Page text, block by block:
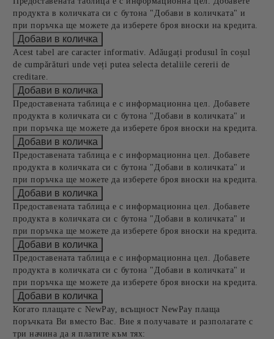
продукта в количката си с бутона "Добави в количката" и
при поръчка ще можете да изберете броя вноски на кредита.
Acest tabel are caracter informativ. Adăugați produsul în coșul
de cumpărături unde veți putea selecta detaliile cererii de
creditare.
Предоставената таблица е с информационна цел. Добавете
продукта в количката си с бутона "Добави в количката" и
при поръчка ще можете да изберете броя вноски на кредита.
Предоставената таблица е с информационна цел. Добавете
продукта в количката си с бутона "Добави в количката" и
при поръчка ще можете да изберете броя вноски на кредита.
Предоставената таблица е с информационна цел. Добавете
продукта в количката си с бутона "Добави в количката" и
при поръчка ще можете да изберете броя вноски на кредита.
Предоставената таблица е с информационна цел. Добавете
продукта в количката си с бутона "Добави в количката" и
при поръчка ще можете да изберете броя вноски на кредита.
Когато плащате с NewPay, всъщност NewPay плаща
поръчката Ви вместо Вас. Вие я получавате и разполагате с
три начина да я платите към тях: